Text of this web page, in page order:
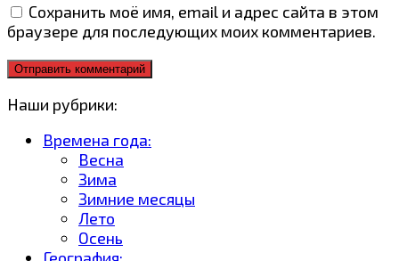
Сохранить моё имя, email и адрес сайта в этом
браузере для последующих моих комментариев.
Наши рубрики:
Времена года:
Весна
Зима
Зимние месяцы
Лето
Осень